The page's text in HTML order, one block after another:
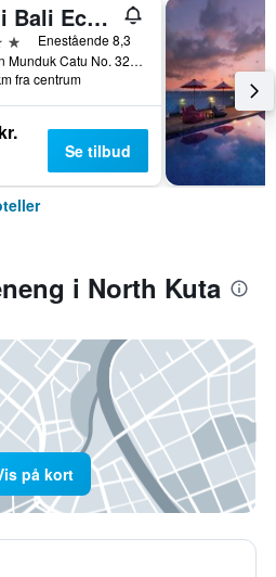
Frii Bali Echo Beach
Enestående 8,3
Jalan Munduk Catu No. 32, North Kuta, Indonesien
fra centrum
Se tilbud
i North Kuta
på kort